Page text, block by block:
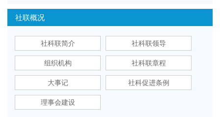
社联概况
社科联简介 社科联领导
组织机构 社科联章程
大事记 社科促进条例
理事会建设